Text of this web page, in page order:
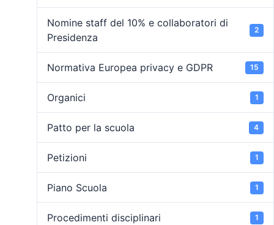
Nomine staff del 10% e collaboratori di
Presidenza
2
Normativa Europea privacy e GDPR 15
Organici 1
Patto per la scuola 4
Petizioni 1
Piano Scuola 1
Procedimenti disciplinari 1